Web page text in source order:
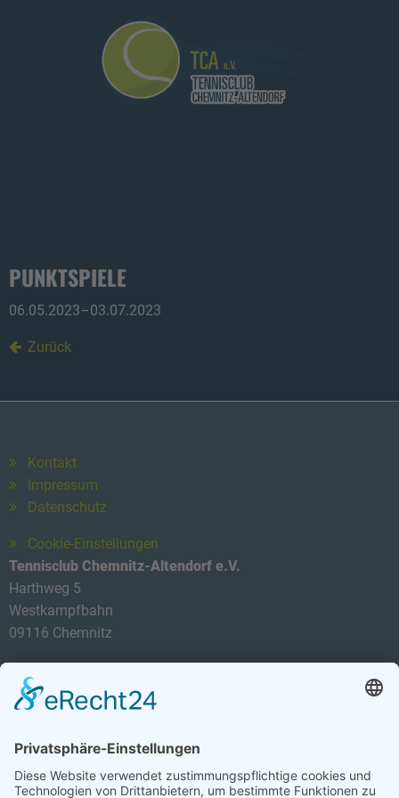
PUNKTSPIELE
06.05.2023–03.07.2023
Zurück
Kontakt
Impressum
Datenschutz
Cookie-Einstellungen
Tennisclub Chemnitz-Altendorf e.V.
Harthweg 5
Westkampfbahn
09116 Chemnitz
E-Mail: info@tca-ev.de